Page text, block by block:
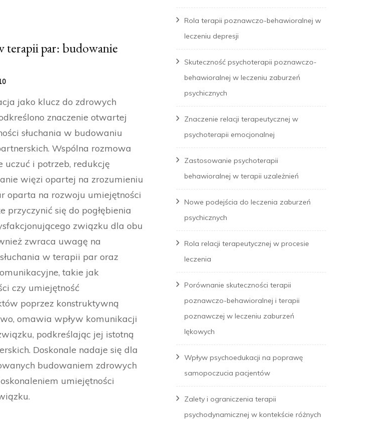
terapii par: budowanie
jako klucz do zdrowych
znaczenie otwartej
słuchania w budowaniu
Wspólna rozmowa
i potrzeb, redukcję
więzi opartej na zrozumieniu
oparta na rozwoju umiejętności
przyczynić się do pogłębienia
związku dla obu
zwraca uwagę na
w terapii par oraz
takie jak
czy umiejętność
poprzez konstruktywną
omawia wpływ komunikacji
podkreślając jej istotną
Doskonale nadaje się dla
budowaniem zdrowych
umiejętności
Rola terapii poznawczo-behawioralnej w
leczeniu depresji
Skuteczność psychoterapii poznawczo-
behawioralnej w leczeniu zaburzeń
psychicznych
Znaczenie relacji terapeutycznej w
psychoterapii emocjonalnej
Zastosowanie psychoterapii
behawioralnej w terapii uzależnień
Nowe podejścia do leczenia zaburzeń
psychicznych
Rola relacji terapeutycznej w procesie
leczenia
Porównanie skuteczności terapii
poznawczo-behawioralnej i terapii
poznawczej w leczeniu zaburzeń
lękowych
Wpływ psychoedukacji na poprawę
samopoczucia pacjentów
Zalety i ograniczenia terapii
psychodynamicznej w kontekście różnych